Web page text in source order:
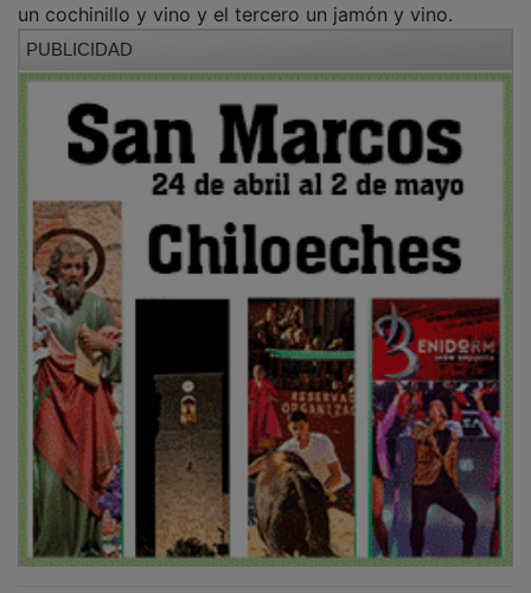
un cochinillo y vino y el tercero un jamón y vino.
PUBLICIDAD